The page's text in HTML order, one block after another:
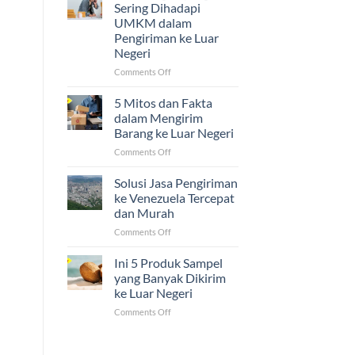
dan
Sertifikat
ke
Negeri
Sering Dihadapi
UMKM dalam
Pengiriman ke Luar
Negeri
Comments Offon
Tantangan
yang
Sering
Dihadapi
UMKM
Pengiriman
ke
Luar
Negeri
5 Mitos dan Fakta
dalam Mengirim
Barang ke Luar Negeri
Comments Offon
Mitos
dan
Fakta
dalam
Mengirim
ke
Luar
Negeri
Solusi Jasa Pengiriman
ke Venezuela Tercepat
dan Murah
Comments Offon
Jasa
Pengiriman
ke
Venezuela
Tercepat
Ini 5 Produk Sampel
yang Banyak Dikirim
ke Luar Negeri
Comments Offon